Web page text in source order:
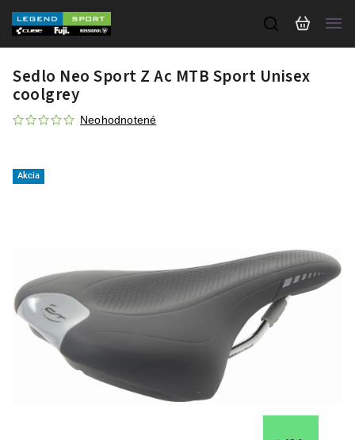
Sedlo Neo Sport Z Ac MTB Sport Unisex
coolgrey
Neohodnotené
Akcia